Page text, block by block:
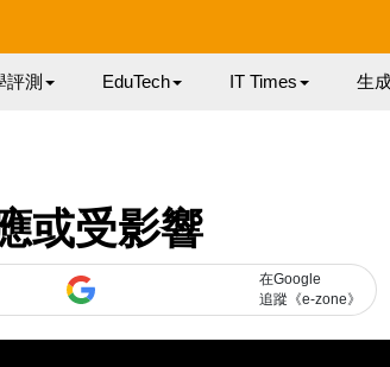
評測 EduTech IT Times 生
或受影響
在Google
追蹤《e-zone》